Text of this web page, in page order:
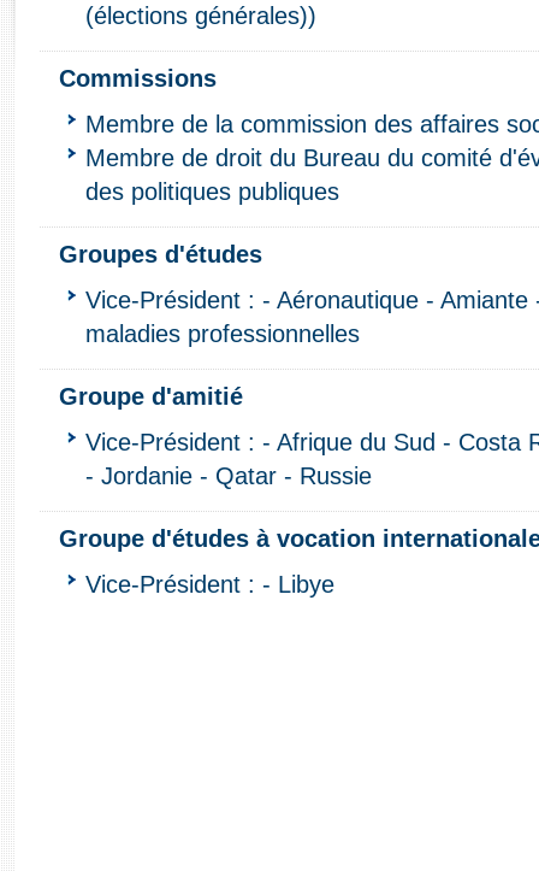
(élections générales))
Commissions
Membre de la commission des affaires
Membre de droit du Bureau du comité
des politiques publiques
Groupes d'études
Vice-Président : - Aéronautique -
maladies professionnelles
Groupe d'amitié
Vice-Président : - Afrique du Sud - Costa
- Jordanie - Qatar - Russie
Groupe d'études à vocation
Vice-Président : - Libye